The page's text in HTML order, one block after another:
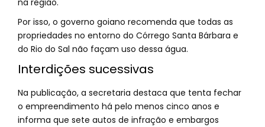
na região.
Por isso, o governo goiano recomenda que todas as
propriedades no entorno do Córrego Santa Bárbara e
do Rio do Sal não façam uso dessa água.
Interdições sucessivas
Na publicação, a secretaria destaca que tenta fechar
o empreendimento há pelo menos cinco anos e
informa que sete autos de infração e embargos